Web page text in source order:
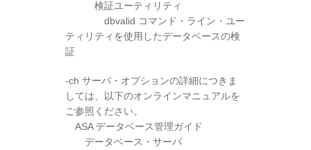
検証ユーティリティ
dbvalid コマンド・ライン・ユー
ティリティを使用したデータベースの検
証
-ch サーバ・オプションの詳細につきま
しては、以下のオンラインマニュアルを
ご参照ください。
ASA データベース管理ガイド
データベース・サーバ